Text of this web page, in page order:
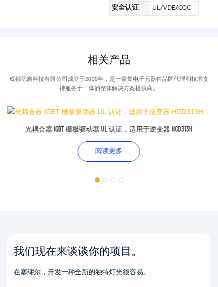
安全认证
UL/VDE/CQC
相关产品
成都亿鑫科技有限公司成立于2009年，是一家集电子元器件品牌代理和技术支
持服务于一体的整体解决方案提供商。
光耦合器 IGBT 栅极驱动器 UL 认证，适用于逆变器 HGD313H
阅读更多
我们现在来谈谈你的项目。
在塞缪尔，开发一种全新的独特灯光很容易。